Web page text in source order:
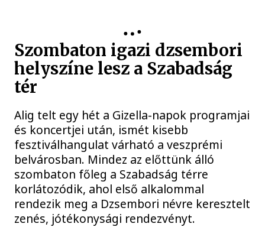
Szombaton igazi dzsembori
helyszíne lesz a Szabadság
tér
Alig telt egy hét a Gizella-napok programjai
és koncertjei után, ismét kisebb
fesztiválhangulat várható a veszprémi
belvárosban. Mindez az előttünk álló
szombaton főleg a Szabadság térre
korlátozódik, ahol első alkalommal
rendezik meg a Dzsembori névre keresztelt
zenés, jótékonysági rendezvényt.